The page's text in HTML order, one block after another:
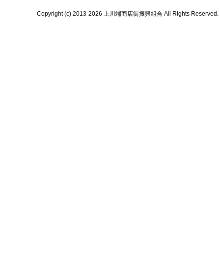
Copyright (c) 2013-2026 上川端商店街振興組合 All Rights Reserved.